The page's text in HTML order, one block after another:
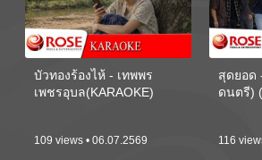
บัวทองร้องไห้ - เทพพร
เพชรอุบล(KARAOKE)
109 views • 06.07.2569
สุดยอด
ดนตรี)
116